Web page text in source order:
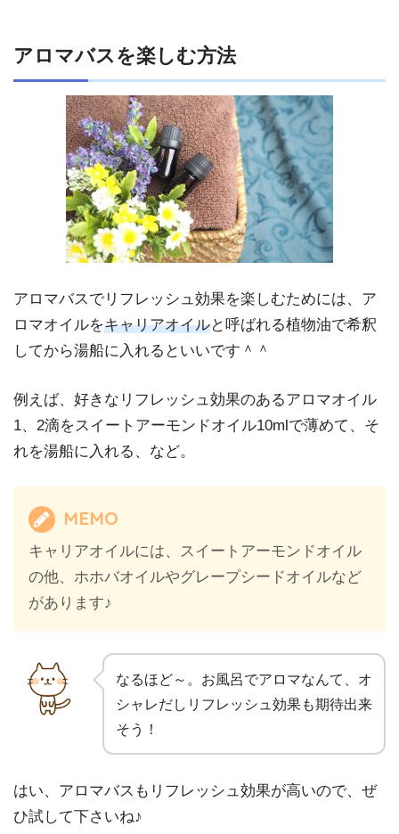
アロマバスを楽しむ方法
アロマバスでリフレッシュ効果を楽しむためには、ア
ロマオイルをキャリアオイルと呼ばれる植物油で希釈
してから湯船に入れるといいです＾＾
例えば、好きなリフレッシュ効果のあるアロマオイル
1、2滴をスイートアーモンドオイル10mlで薄めて、そ
れを湯船に入れる、など。
MEMO
キャリアオイルには、スイートアーモンドオイル
の他、ホホバオイルやグレープシードオイルなど
があります♪
なるほど～。お風呂でアロマなんて、オ
シャレだしリフレッシュ効果も期待出来
そう！
はい、アロマバスもリフレッシュ効果が高いので、ぜ
ひ試して下さいね♪